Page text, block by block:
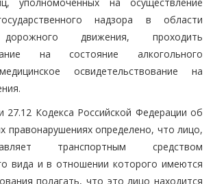
надзора в области
дорожного движения, проходить
на состояние алкогольного
освидетельствование на
27.12 Кодекса Российской Федерации об
правонарушениях определено, что лицо,
транспортным средством
вида и в отношении которого имеются
полагать, что это лицо находится